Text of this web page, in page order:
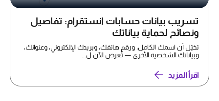
تسريب بيانات حسابات انستقرام: تفاصيل
ونصائح لحماية بياناتك
تخيّل أن اسمك الكامل، ورقم هاتفك، وبريدك الإلكتروني، وعنوانك،
وبياناتك الشخصية الأخرى — تُعرض الآن ل...
اقرأ المزيد